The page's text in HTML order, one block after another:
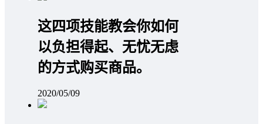
这四项技能教会你如何
以负担得起、无忧无虑
的方式购买商品。
2020/05/09